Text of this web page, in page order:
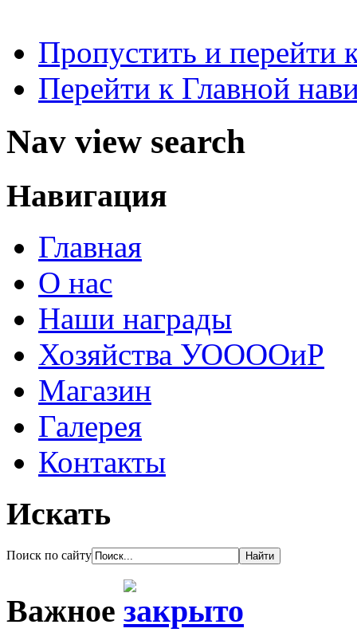
Пропустить и перейти
Перейти к Главной
Nav view search
Навигация
Главная
О нас
Наши награды
Хозяйства УООООиР
Магазин
Галерея
Контакты
Искать
Поиск по сайту
Важное